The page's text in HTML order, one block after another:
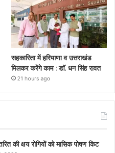
सहकारिता में हरियाणा व उत्तराखंड
मिलकर करेंगे काम : डाॅ. धन सिंह रावत
21 hours ago
की क्षय रोगियों को मासिक पोषण किट